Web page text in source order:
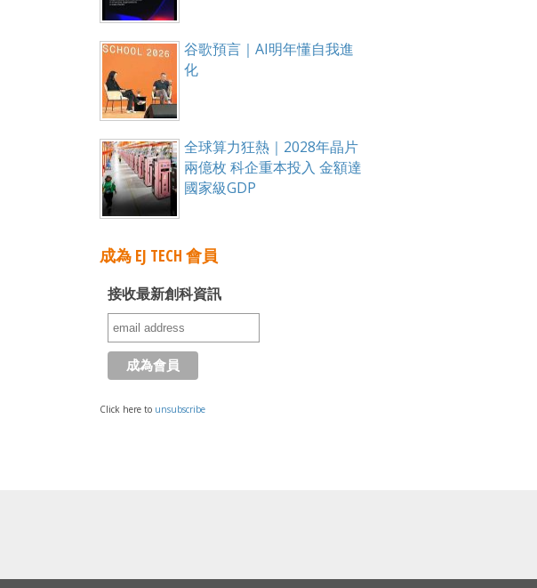
谷歌預言｜AI明年懂自我進
化
全球算力狂熱｜2028年晶片
兩億枚 科企重本投入 金額達
國家級GDP
成為 EJ TECH 會員
接收最新創科資訊
Click here to unsubscribe